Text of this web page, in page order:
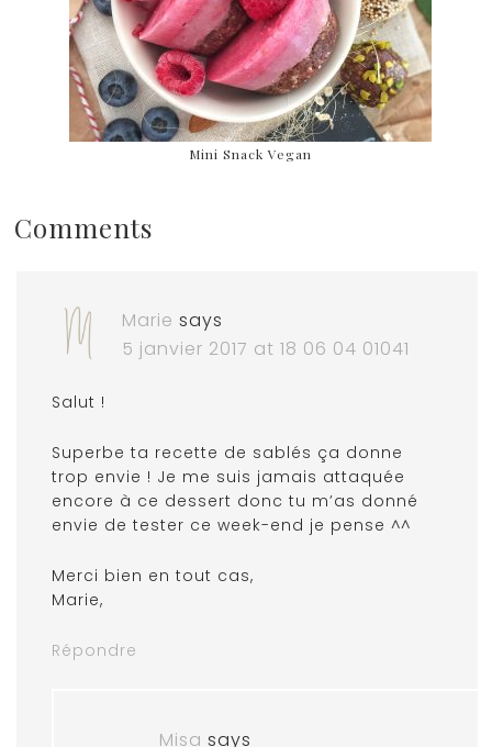
Mini Snack Vegan
Comments
Marie says
5 janvier 2017 at 18 06 04 01041
Salut !
Superbe ta recette de sablés ça donne
trop envie ! Je me suis jamais attaquée
encore à ce dessert donc tu m’as donné
envie de tester ce week-end je pense ^^
Merci bien en tout cas,
Marie,
Répondre
Misa says